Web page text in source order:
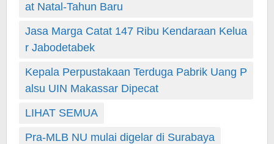
at Natal-Tahun Baru
Jasa Marga Catat 147 Ribu Kendaraan Kelua
r Jabodetabek
Kepala Perpustakaan Terduga Pabrik Uang P
alsu UIN Makassar Dipecat
LIHAT SEMUA
Pra-MLB NU mulai digelar di Surabaya